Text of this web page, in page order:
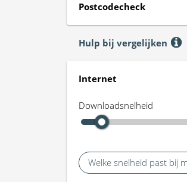
Postcodecheck
Hulp bij vergelijken
Internet
Downloadsnelheid
Welke snelheid past bij